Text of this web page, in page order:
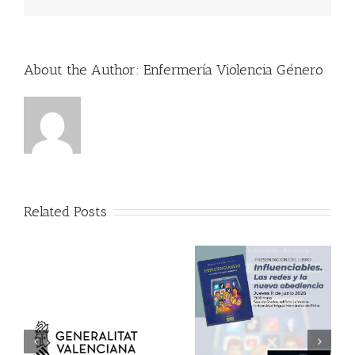
About the Author: Enfermería Violencia Género
Related Posts
11 de junio:
presentación del libro